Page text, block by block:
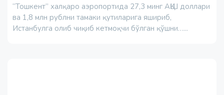
“Тошкент” халқаро аэропортида 27,3 минг АҚШ доллари
ва 1,8 млн рублни тамаки қутиларига яшириб,
Истанбулга олиб чиқиб кетмоқчи бўлган қўшни…...